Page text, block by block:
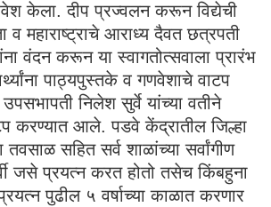
केला. दीप प्रज्वलन करून विद्येची
व महाराष्ट्राचे आराध्य दैवत छत्रपती
वंदन करून या स्वागतोत्सवाला प्रारंभ
पाठ्यपुस्तके व गणवेशाचे वाटप
निलेश सुर्वे यांच्या वतीने
करण्यात आले. पडवे केंद्रातील जिल्हा
सहित सर्व शाळांच्या सर्वांगीण
जसे प्रयत्न करत होतो तसेच किंबहुना
प्रयत्न पुढील ५ वर्षाच्या काळात करणार